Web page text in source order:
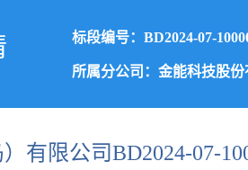
标段编号：BD2024-07-
所属分公司：金能科技股
有限公司BD2024-07-